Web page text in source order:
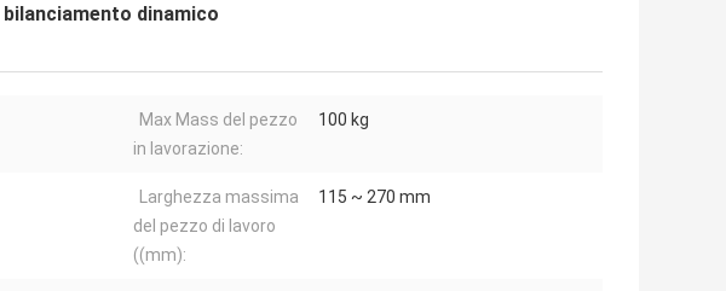
dinamico
Max Mass del pezzo
in lavorazione:
100 kg
Larghezza massima
del pezzo di lavoro
((mm):
115 ~ 270 mm